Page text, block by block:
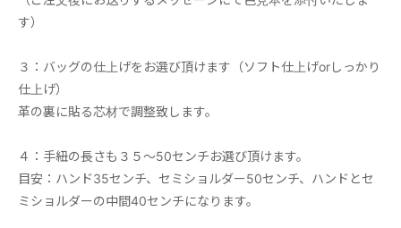
す）
３：バッグの仕上げをお選び頂けます（ソフト仕上げorしっかり
仕上げ）
革の裏に貼る芯材で調整致します。
４：手紐の長さも３５～50センチお選び頂けます。
目安：ハンド35センチ、セミショルダー50センチ、ハンドとセ
ミショルダーの中間40センチになります。